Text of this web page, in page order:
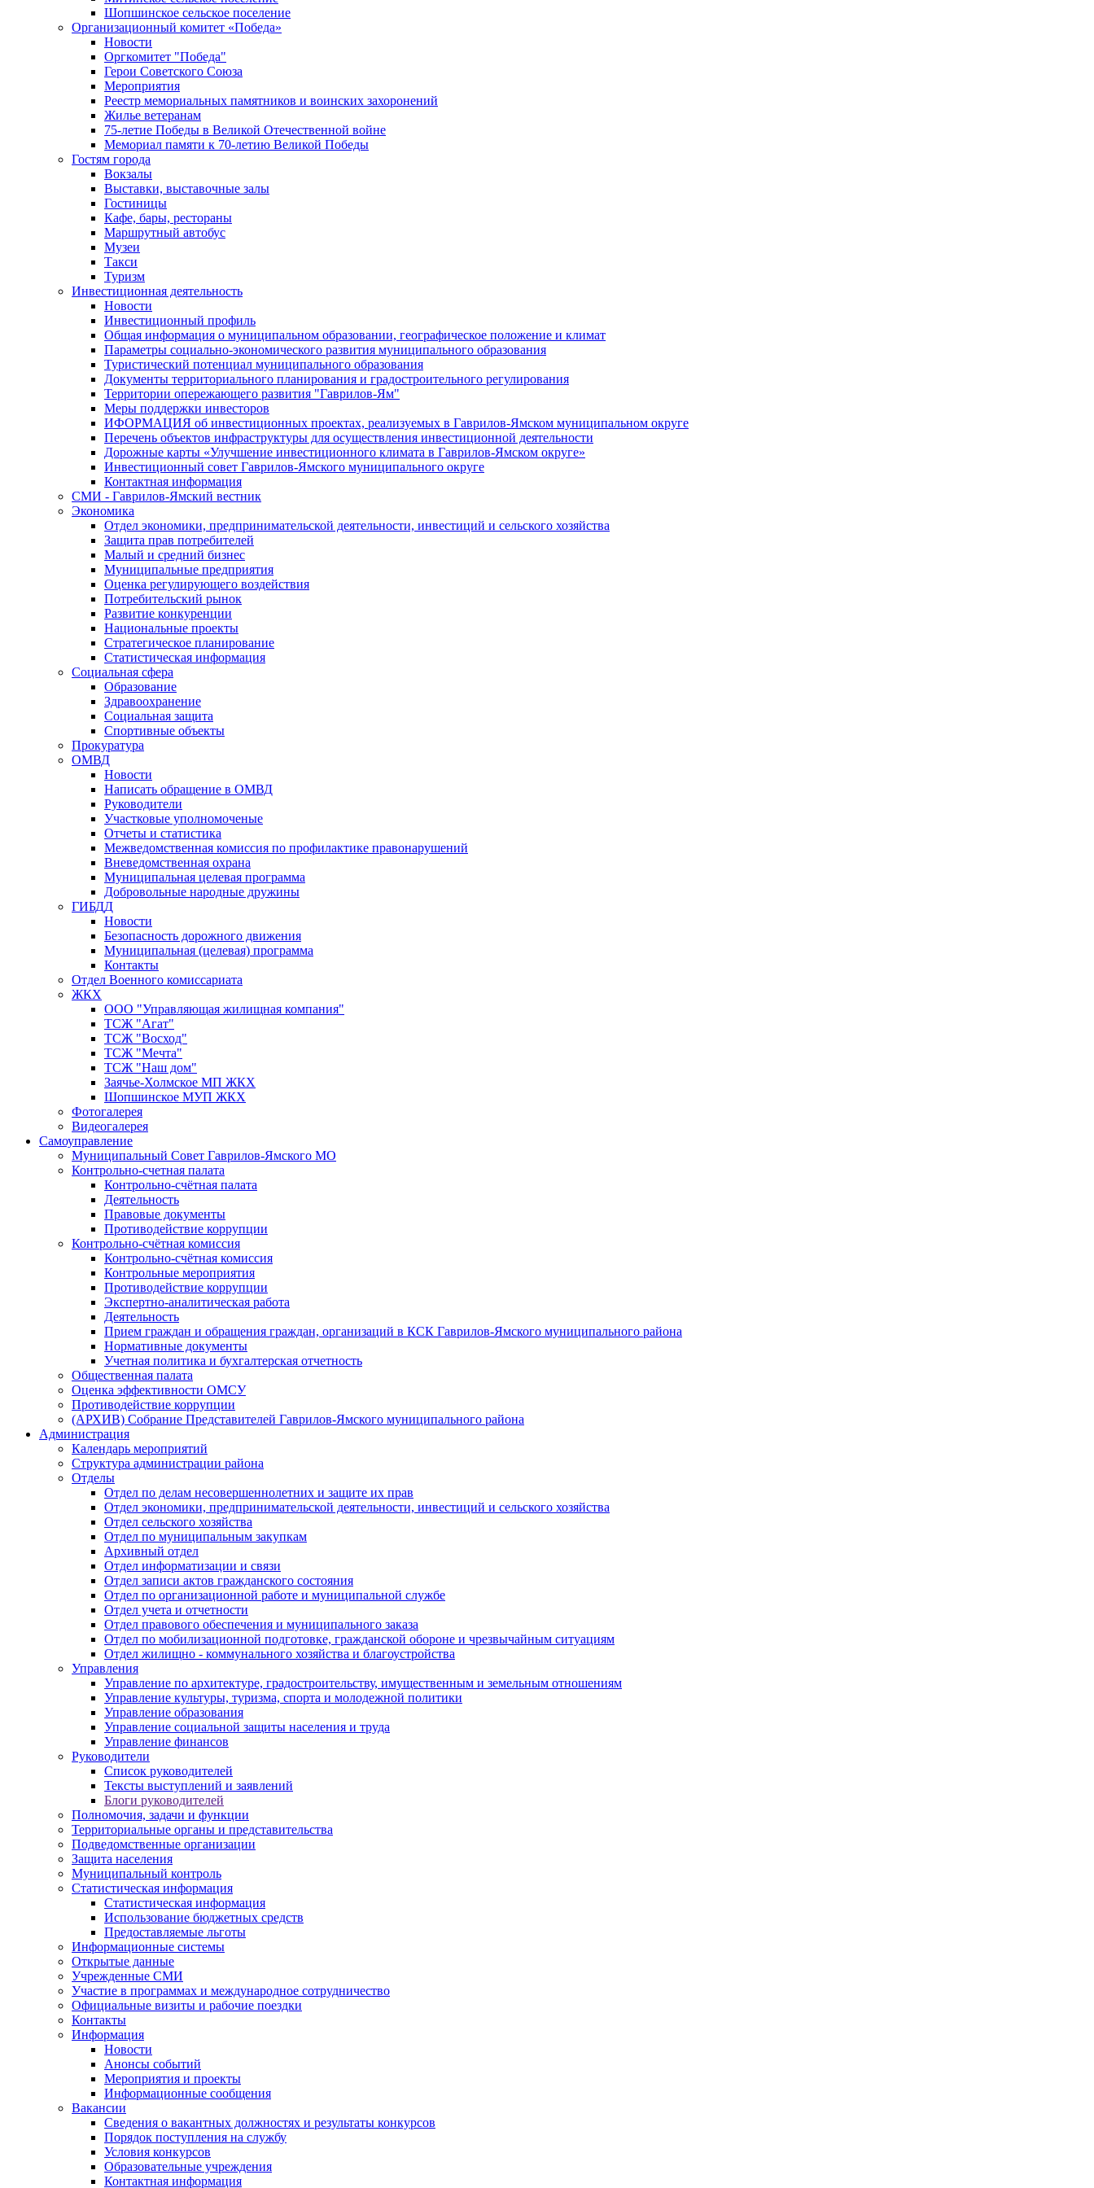
Шопшинское сельское поселение
Организационный комитет «Победа»
Новости
Оргкомитет "Победа"
Герои Советского Союза
Мероприятия
Реестр мемориальных памятников и воинских захоронений
Жилье ветеранам
75-летие Победы в Великой Отечественной войне
Мемориал памяти к 70-летию Великой Победы
Гостям города
Вокзалы
Выставки, выставочные залы
Гостиницы
Кафе, бары, рестораны
Маршрутный автобус
Музеи
Такси
Туризм
Инвестиционная деятельность
Новости
Инвестиционный профиль
Общая информация о муниципальном образовании, географическое положение и климат
Параметры социально-экономического развития муниципального образования
Туристический потенциал муниципального образования
Документы территориального планирования и градостроительного регулирования
Территории опережающего развития "Гаврилов-Ям"
Меры поддержки инвесторов
ИФОРМАЦИЯ об инвестиционных проектах, реализуемых в Гаврилов-Ямском муниципальном округе
Перечень объектов инфраструктуры для осуществления инвестиционной деятельности
Дорожные карты «Улучшение инвестиционного климата в Гаврилов-Ямском округе»
Инвестиционный совет Гаврилов-Ямского муниципального округе
Контактная информация
СМИ - Гаврилов-Ямский вестник
Экономика
Отдел экономики, предпринимательской деятельности, инвестиций и сельского хозяйства
Защита прав потребителей
Малый и средний бизнес
Муниципальные предприятия
Оценка регулирующего воздействия
Потребительский рынок
Развитие конкуренции
Национальные проекты
Стратегическое планирование
Статистическая информация
Социальная сфера
Образование
Здравоохранение
Социальная защита
Спортивные объекты
Прокуратура
ОМВД
Новости
Написать обращение в ОМВД
Руководители
Участковые уполномоченые
Отчеты и статистика
Межведомственная комиссия по профилактике правонарушений
Вневедомственная охрана
Муниципальная целевая программа
Добровольные народные дружины
ГИБДД
Новости
Безопасность дорожного движения
Муниципальная (целевая) программа
Контакты
Отдел Военного комиссариата
ЖКХ
ООО "Управляющая жилищная компания"
ТСЖ "Агат"
ТСЖ "Восход"
ТСЖ "Мечта"
ТСЖ "Наш дом"
Заячье-Холмское МП ЖКХ
Шопшинское МУП ЖКХ
Фотогалерея
Видеогалерея
Самоуправление
Муниципальный Совет Гаврилов-Ямского МО
Контрольно-счетная палата
Контрольно-счётная палата
Деятельность
Правовые документы
Противодействие коррупции
Контрольно-счётная комиссия
Контрольно-счётная комиссия
Контрольные мероприятия
Противодействие коррупции
Экспертно-аналитическая работа
Деятельность
Прием граждан и обращения граждан, организаций в КСК Гаврилов-Ямского муниципального района
Нормативные документы
Учетная политика и бухгалтерская отчетность
Общественная палата
Оценка эффективности ОМСУ
Противодействие коррупции
(АРХИВ) Собрание Представителей Гаврилов-Ямского муниципального района
Администрация
Календарь мероприятий
Структура администрации района
Отделы
Отдел по делам несовершеннолетних и защите их прав
Отдел экономики, предпринимательской деятельности, инвестиций и сельского хозяйства
Отдел сельского хозяйства
Отдел по муниципальным закупкам
Архивный отдел
Отдел информатизации и связи
Отдел записи актов гражданского состояния
Отдел по организационной работе и муниципальной службе
Отдел учета и отчетности
Отдел правового обеспечения и муниципального заказа
Отдел по мобилизационной подготовке, гражданской обороне и чрезвычайным ситуациям
Отдел жилищно - коммунального хозяйства и благоустройства
Управления
Управление по архитектуре, градостроительству, имущественным и земельным отношениям
Управление культуры, туризма, спорта и молодежной политики
Управление образования
Управление социальной защиты населения и труда
Управление финансов
Руководители
Список руководителей
Тексты выступлений и заявлений
Блоги руководителей
Полномочия, задачи и функции
Территориальные органы и представительства
Подведомственные организации
Защита населения
Муниципальный контроль
Статистическая информация
Статистическая информация
Использование бюджетных средств
Предоставляемые льготы
Информационные системы
Открытые данные
Учрежденные СМИ
Участие в программах и международное сотрудничество
Официальные визиты и рабочие поездки
Контакты
Информация
Новости
Анонсы событий
Мероприятия и проекты
Информационные сообщения
Вакансии
Сведения о вакантных должностях и результаты конкурсов
Порядок поступления на службу
Условия конкурсов
Образовательные учреждения
Контактная информация